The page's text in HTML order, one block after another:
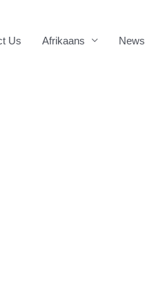
Us Afrikaans News